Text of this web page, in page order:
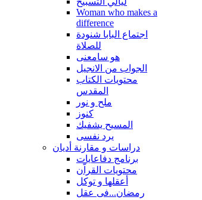
Woman who makes a
difference
اجتماع البابا شنودة
للصلاة
هو سامعنى
الجواب من الانجيل
محتويات الكتاب
المقدس
ملح و نور
كنوز
المسيح يشفيك
يرد نفسى
دراسات و مقارنة أديان
برنامج دفاعايات
محتويات القراّن
أعقلها و توكل
رمضان...فى عقل